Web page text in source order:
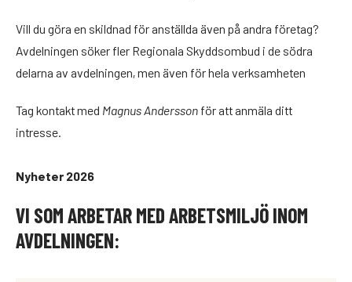
Vill du göra en skildnad för anställda även på andra företag?
Avdelningen söker fler Regionala Skyddsombud i de södra
delarna av avdelningen, men även för hela verksamheten
Tag kontakt med Magnus Andersson för att anmäla ditt
intresse.
Nyheter 2026
VI SOM ARBETAR MED ARBETSMILJÖ INOM
AVDELNINGEN: